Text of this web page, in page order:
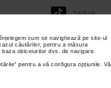
cum se navighează pe site-ul
căutărilor, pentru a măsura
obiceiurilor dvs. de navigare.
pentru a vă configura opțiunile. Vă
TikTok
Whatsapp